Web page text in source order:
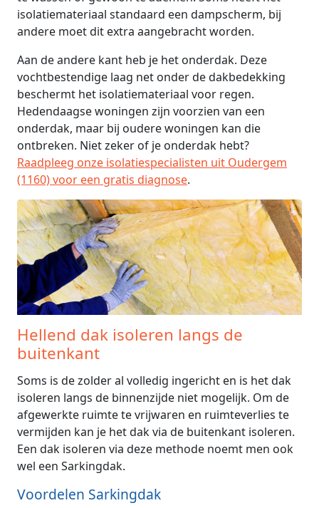
isolatiemateriaal standaard een dampscherm, bij
andere moet dit extra aangebracht worden.
Aan de andere kant heb je het onderdak. Deze
vochtbestendige laag net onder de dakbedekking
beschermt het isolatiemateriaal voor regen.
Hedendaagse woningen zijn voorzien van een
onderdak, maar bij oudere woningen kan die
ontbreken. Niet zeker of je onderdak hebt?
Raadpleeg onze isolatiespecialisten uit Oudergem
(1160) voor een gratis diagnose.
Hellend dak isoleren langs de
buitenkant
Soms is de zolder al volledig ingericht en is het dak
isoleren langs de binnenzijde niet mogelijk. Om de
afgewerkte ruimte te vrijwaren en ruimteverlies te
vermijden kan je het dak via de buitenkant isoleren.
Een dak isoleren via deze methode noemt men ook
wel een Sarkingdak.
Voordelen Sarkingdak